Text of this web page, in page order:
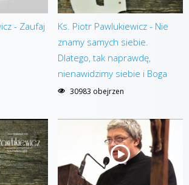
- Zaufaj
Ks. Piotr Pawlukiewicz - Nie
znamy samych siebie.
Dlatego, tak naprawdę,
nienawidzimy siebie i Boga
30983 obejrzen